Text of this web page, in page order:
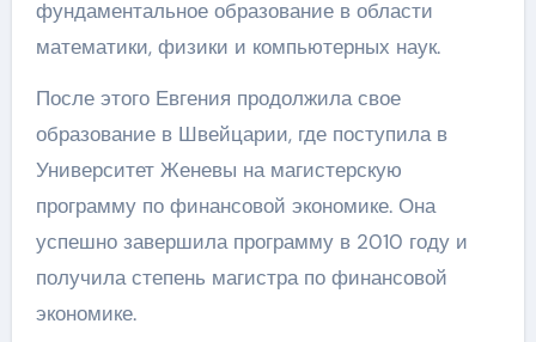
фундаментальное образование в области
математики, физики и компьютерных наук.
После этого Евгения продолжила свое
образование в Швейцарии, где поступила в
Университет Женевы на магистерскую
программу по финансовой экономике. Она
успешно завершила программу в 2010 году и
получила степень магистра по финансовой
экономике.